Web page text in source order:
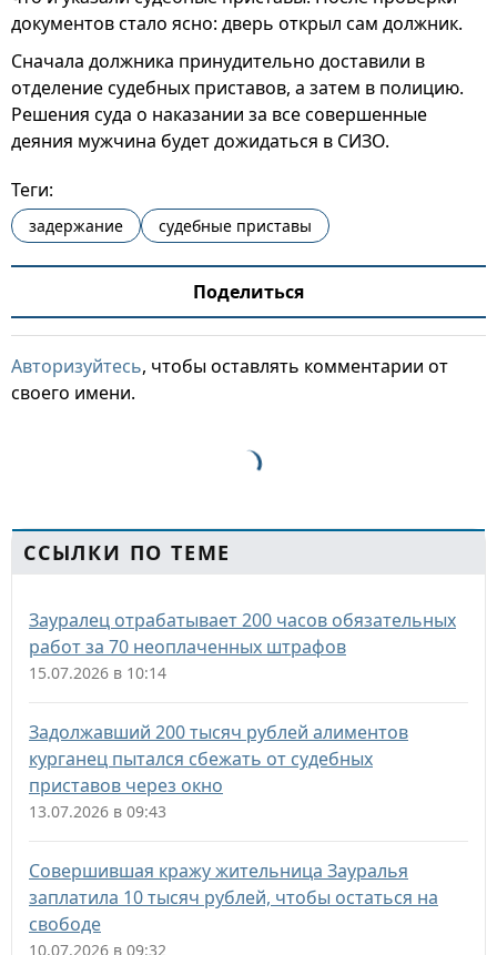
документов стало ясно: дверь открыл сам должник.
Сначала должника принудительно доставили в
отделение судебных приставов, а затем в полицию.
Решения суда о наказании за все совершенные
деяния мужчина будет дожидаться в СИЗО.
Теги:
задержание судебные приставы
Поделиться
Авторизуйтесь, чтобы оставлять комментарии от
своего имени.
ССЫЛКИ ПО ТЕМЕ
Зауралец отрабатывает 200 часов обязательных
работ за 70 неоплаченных штрафов
15.07.2026 в 10:14
Задолжавший 200 тысяч рублей алиментов
курганец пытался сбежать от судебных
приставов через окно
13.07.2026 в 09:43
Совершившая кражу жительница Зауралья
заплатила 10 тысяч рублей, чтобы остаться на
свободе
10.07.2026 в 09:32